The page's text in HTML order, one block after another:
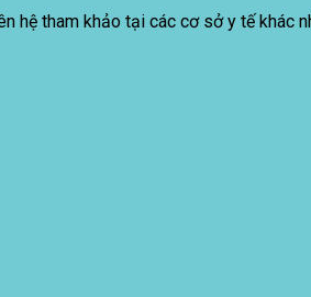
hệ tham khảo tại các cơ sở y tế khác